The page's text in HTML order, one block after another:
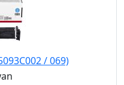
/ 069)